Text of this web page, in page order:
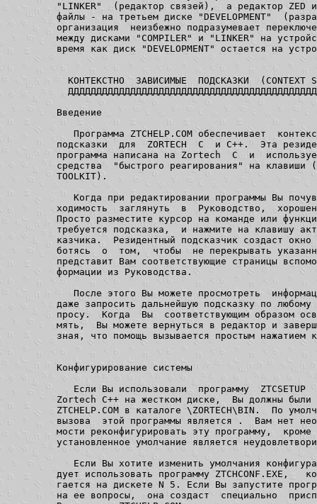
"LINKER"  (редактор связей),  а редактор ZED
файлы - на третьем диске "DEVELOPMENT"
организация  неизбежно подразумевает
между дисками "COMPILER" и "LINKER" на
время как диск "DEVELOPMENT" остается на
КОНТЕКСТНО  ЗАВИСИМЫЕ  ПОДСКАЗКИ  (CONTEXT
Введение
Программа ZTCHELP.COM обеспечивает
подсказки  для  ZORTECH  C  и C++.  Эта
программа написана на Zortech  C  и
средства  "быстрого реагирования" на клавиши
TOOLKIT).
Когда при редактировании программы Вы
ходимость  заглянуть  в  Руководство,
Просто разместите курсор на команде или
требуется подсказка,  и нажмите на клавишу
казчика.  Резидентный подсказчик создаст
ботясь  о  том,  чтобы  не перекрывать
представит Вам соответствующие страницы
формации из Руководства.
После этого Вы можете просмотреть
даже запросить дальнейшую подсказку по
просу.  Когда  Вы  соответствующим образом
мять,  Вы можете вернуться в редактор и
зная, что помощь вызывается простым нажатием
Конфигурирование системы
Если Вы использовали  программу  ZTCSETUP
Zortech C++ на жестком диске,  Вы должны были
ZTCHELP.COM в каталоге \ZORTECH\BIN.  По
вызова  этой программы является
.  Вам нет необходи-
мости реконфигурировать эту программу,  кроме случая,  когда
установленное умолчание является неудовлетворительным.

   Если Вы хотите изменить умолчания конфигурации,  Вам сле-
дует использовать программу ZTCHCONF.EXE,   которая распола-
гается на дискете N 5. Если Вы запустите программу и ответите
на ее вопросы,  она создаст  специально  приспособленную для
Вас версию ZTCHELP.COM,  которая станет резидентным подсказ-
чиком. Хотя ни в какой момент конфигурирования неустановлен-
ная версия Вашей программы не подвергается риску, всегда хо-
рошим правилом является защита всех дисков  перед их исполь-
зованием!  Элементами,  которые разрешается  приспосабливать
к своим нуждам, являются:

Быстрая командная клавиша  -  Какую  комбинацию  клавиш   Вы
   (HOTKEY)                   предпочитаете.

   Прерывание    - Система  Zortech  требует доступа к неис-
   (INTERRUPT)     пользуемому прерыванию. Вы можете выбрать
                   из диапазона от  0x70  до  0x7F.

   Характеристики - Информация о Вашем экране. Доступные оп-
   экрана           ции:
   (SCREEN CHARAC-  1. Разрешение программе  определять  тип
   TERISTICS)                                         экрана
                    2. Умолчания  для  цветного  дисплея
                    3. Умолчания  для  монохромного  дисплея
                    4. Определяет Ваши собственные  значения
                    Q. Выход

   Имена файлов   - Вы можете выбрать,  где расположить help
   (FILENAMES)      файлы:  ZTC.HLP, ZTC.HDX  и рабочий файл
                    TEMP.FIL

   После конфигурирования  HELP системы Вам следует скопиро-
вать новый ZTCHELP.COM файл в каталог, который указан в мар-
шруте PATH.


Установка системы

   Пропустите этот раздел, если Вы уже установили систему по-
мощи (HELP), используя  ZTCSETUP.

   Для запуска системы помощи Вам потребуются файлы  ZTC.HLP,
ZTC.HDX и отконфигурированная версия резидентного подсказчика
(ZTCHELP.COM).    Вам   не   нужны   файлы   ZTCHCONF.EXE  и
ZTCHELP.UNI.  Они могут остаться на дистрибутивном диске; Вы
затребуете их,  если  когда-либо будете менять конфигурацию.
Скопируйте ZTC.HLP  и  ZTC.HDX  в выбранное Вами место,  за-
тем скопируйте ZTCHELP.COM  в любой каталог.

   Замечание: Если Вы использовали ZTCSETUP.EXE для установ-
              ки  ZORTECH  C++,  программа  подсказчик  была
              передана  на  Ваш   жесткий  диск  в   каталог
              \ZORTECH\BIN.

   Вы можете решить загружать ZTCHELP  в  Вашем AUTOEXEC.BAT
файле или лишь перед сеансом с Зортехом; выбор за Вами!


Загрузка резидентного подсказчика

   Если  система  подсказок не устанавливается автоматически
AUTOEXEC.BAT файлом,  она может быть установлена резидентной
в памяти в любое  время.  Чтобы загрузить программу,  просто
введите: ZTCHELP. Сообщение об установке будет отображено на
экране для  подтверждения  командной  клавиши и типа экрана.
Если Вы попытаетесь перезагрузить программу, Вам будет сооб-
щено, что она уже резидентна в памяти.  После выдачи сообще-
ния об установке программы вновь появится подсказка DOS и Вы
можете продолжить работу с ZED и редактировать Ваши исходные
C файлы.


Удаление резидентного подсказчика

   В том случае,  если ZTCHELP была  последней установленной
резидентно в памяти программой,  она может быть удалена вво-
дом следующей команды в ответ на приглашение DOS:

   ZTCHELP /r

(Полагая, что ZTCHELP.COM находится в текущем каталоге или в
 каталоге, включенном в команду PATH).


Вызов подсказки

   Когда Вам потребуется помощь, просто разместите курсор на
(или рядом)  функции,  по которой требуется подсказка и наж-
мите на выбранную Вами "горячую" клавишу  вызова.  На экране
появится окно с соответствующей  подсказкой.  Если подсказка
не может быть найдена для указанной функции,  Вам будет дана
подсказка по теме,  ближайшей  тому слову, которое Вы ищете.
Если подходящий раздел подсказок найти не удалось, Вам будет
отображен на экран индексный указатель, который позволит Вам
двигаться в поисках  подходящей  подсказки.  Вместе с тем, в
HELP  системе Вы можете использовать  нижеследующие  клавиши
для движения по вспомогательной информации.


Сводный список клавиш

   Курсор влево/вправо/вверх/вниз
   (Cursor Left/Right/Up/Down)
   Страница  вверх/вниз            -  перемещения  по инфор-
   (Page up/down)                     мации и индексу.
   Home/End

   Ввод (Enter)                    -  вход на следующий уро-
                                      вень подсказок.

   Esc                             -  В  режиме   подсказки:
                                      выход с восстановлени-
                                      ем экрана.  В индексе:
                                      возвращает на предыду-
                                      щий  уровень  или при-
                                      ложения, или help фай-
                                      ла.

   F1                              -  В  режиме   подсказки:
                                      просто выход с чисткой
                                      окна.

   F10                             -  В  режиме   подсказки:
                                      вызывает окно  исполь-
                                      зуемых клавиш.

   F9                              -  Переходы  через  темы.

   ?                               -  В  режиме   подсказки:
                                      вход в индекс.



                           ОКРУЖЕНИЕ  РЕДАКТИРОВАНИЯ  -  ZED
                           ДДДДДДДДДДДДДДДДДДДДДДДДДДДДДДДДД



   ZED является интегрированным окружением  редактора/компи-
лятора, которое позволяет Вам редактировать  C  и C++  прог-
раммы и транслировать их из редактора. Это освобождает прог-
раммиста от цикла  редактирование/сохранение (редактируемого
файла) /трансляция/ и вновь редактирование,  что существенно
повышает производительность.  ZED  легок в использовании для
начинающих, но имеет и мощные средства,  чтобы быть полезным
для квалифицированных программистов. Те, кто постоянно поль-
зуется  редактором   WORDSTAR(TM),  найдет,  что большинство
команд WORDSTAR будет также работать и в ZED.

   В ZED можно  редактировать до 5 файлов одновременно и эти
файлы могут быть любого размера  (если только имеется доста-
точно установленной памяти на Вашей машине).

   ZED работает  на IBM (TM)  PC/XT/AT  и совместимых с ними
персональных компьютерах под управлением DOS версии 2.10 или
более поздней и требует как минимум  256 Кб  памяти (большая
память  требуется для редактирования  более чем одного файла
или для трансляции файлов из редактора).

   Если Вы использовали ZTCSETUP, ZED был установлен в стан-
дартной конфигурации и  должен  использоваться с каталоговой
структурой, созданной программой установки,  как это описано
в подробном руководстве по установке системы. Если Вы хотите
сделать свою